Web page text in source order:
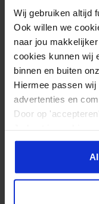
Wij gebruiken altijd
Ook willen we
naar jou
cookies kunnen wij
binnen en buiten
Hiermee passen wij
advertenties en
Door op
er meer over in ons
700g kipfilet, in
3 eetlepels
1 eetlepel olijfolie
1 eetlepel rode
2 tenen
2 theelepels
1/2 theelepel
1 snuf peper en
1 komkommer,
375 ml Griekse